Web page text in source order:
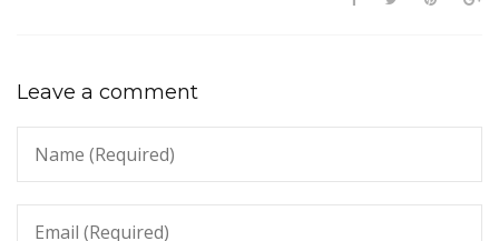
Leave a comment